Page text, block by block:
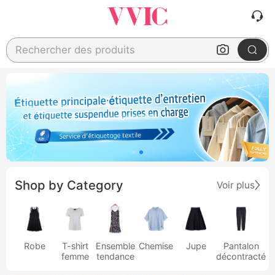
Rechercher des produits
Shop by Category Voir plus
Robe
T-shirt
femme
Ensemble
tendance
Chemise Jupe
Pantalon
décontracté